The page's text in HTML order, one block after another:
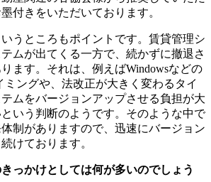
付きをいただいております。
うところもポイントです。賃貸管理シ
ムが出てくる一方で、続かずに撤退さ
ます。それは、例えばWindowsなどの
ミングや、法改正が大きく変わるタイ
ムをバージョンアップさせる負担が大
いう判断のようです。そのような中で
制がありますので、迅速にバージョン
けております。
っかけとしては何が多いのでしょう